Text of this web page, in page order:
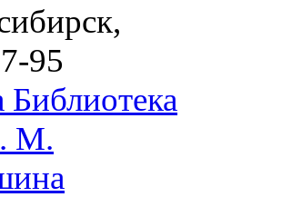
,
95
Библиотека
М.